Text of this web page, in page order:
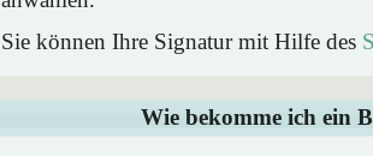
Sie können Ihre Signatur mit Hilfe des
Wie bekomme ich ein